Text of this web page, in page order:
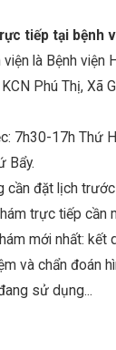
tiếp tại bệnh
là Bệnh viện
Phú Thị, Xã
7h30-17h Thứ
Bẩy.
cần đặt lịch
trực tiếp cần
mới nhất: kết
và chẩn đoán
sử dụng...